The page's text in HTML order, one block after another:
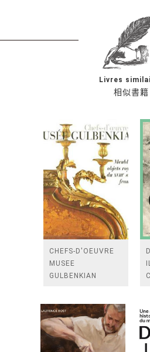
相似書籍
Livres
CHEFS-D'OEUVRE
MUSEE
GULBENKIAN
DU XVIIIEME
SIECLE FRANCAIS